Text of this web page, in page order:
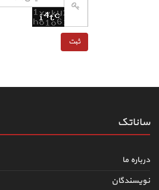
ساناتک
درباره ما
نویسندگان